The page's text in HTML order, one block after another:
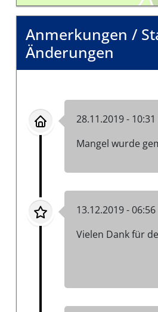
Anmerkungen /
Änderungen
28.11.2019 - 10:31
Mangel wurde
13.12.2019 - 06:56
Vielen Dank für